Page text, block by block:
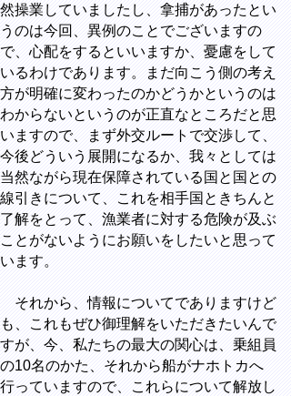
然操業していましたし、拿捕があったとい
うのは今回、異例のことでございますの
で、心配をするといいますか、憂慮をして
いるわけであります。まだ向こう側の考え
方が明確に変わったのかどうかというのは
わからないというのが正直なところだと思
いますので、まず外交ルートで交渉して、
今後どういう展開になるか、我々としては
当然ながら現在保障されている国と国との
線引きについて、これを相手国ときちんと
了解をとって、漁業者に対する危険が及ぶ
ことがないようにお願いをしたいと思って
います。
それから、情報についてでありますけど
も、これもぜひ御理解をいただきたいんで
すが、今、私たちの最大の関心は、乗組員
の10名のかた、それから船がナホトカへ
行っていますので、これらについて解放し